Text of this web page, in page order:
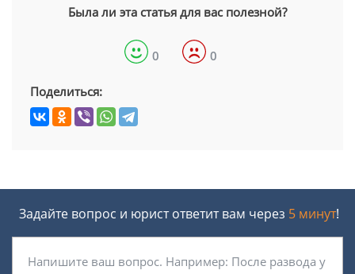
Была ли эта статья для вас полезной?
0 0
Поделиться:
Задайте вопрос и юрист ответит вам через 5 минут!